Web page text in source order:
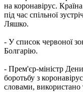
на коронавірус.
під час спільної
Ляшко.
- У список червоної
Болгарію.
- Прем'єр-міністр
боротьбу з
словами, використано